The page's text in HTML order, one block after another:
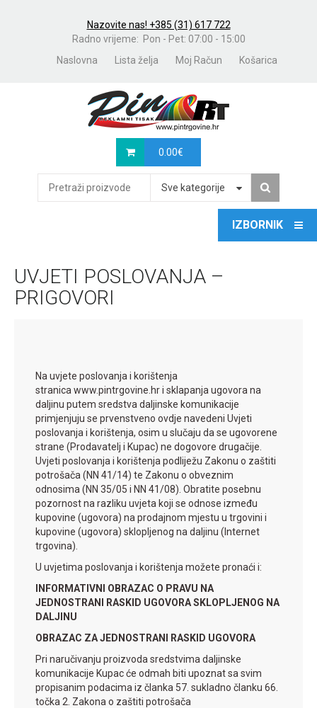
Nazovite nas! +385 (31) 617 722
Radno vrijeme: Pon - Pet: 07:00 - 15:00
Naslovna
Lista želja Moj Račun Košarica
0.00€
Sve kategorije
UVJETI POSLOVANJA –
PRIGOVORI
Na uvjete poslovanja i korištenja
stranica www.pintrgovine.hr i sklapanja ugovora na
daljinu putem sredstva daljinske komunikacije
primjenjuju se prvenstveno ovdje navedeni Uvjeti
poslovanja i korištenja, osim u slučaju da se ugovorene
strane (Prodavatelj i Kupac) ne dogovore drugačije.
Uvjeti poslovanja i korištenja podliježu Zakonu o zaštiti
potrošača (NN 41/14) te Zakonu o obveznim
odnosima (NN 35/05 i NN 41/08). Obratite posebnu
pozornost na razliku uvjeta koji se odnose između
kupovine (ugovora) na prodajnom mjestu u trgovini i
kupovine (ugovora) sklopljenog na daljinu (Internet
trgovina).
U uvjetima poslovanja i korištenja možete pronaći i:
INFORMATIVNI OBRAZAC O PRAVU NA
JEDNOSTRANI RASKID UGOVORA SKLOPLJENOG NA
DALJINU
OBRAZAC ZA JEDNOSTRANI RASKID UGOVORA
Pri naručivanju proizvoda sredstvima daljinske
komunikacije Kupac će odmah biti upoznat sa svim
propisanim podacima iz članka 57. sukladno članku 66.
točka 2. Zakona o zaštiti potrošača